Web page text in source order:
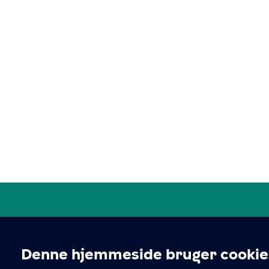
Denne hjemmeside bruger
Boliger til ældre i København